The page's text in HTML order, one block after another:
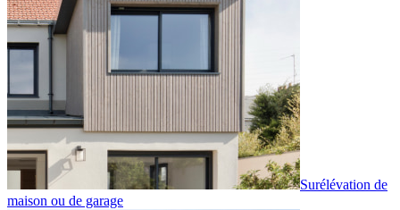
Surélévation de
maison ou de garage